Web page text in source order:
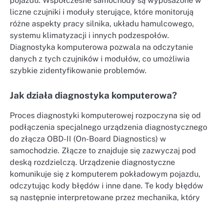
liczne czujniki i moduły sterujące, które monitorują
różne aspekty pracy silnika, układu hamulcowego,
systemu klimatyzacji i innych podzespołów.
Diagnostyka komputerowa pozwala na odczytanie
danych z tych czujników i modułów, co umożliwia
szybkie zidentyfikowanie problemów.
Jak działa diagnostyka komputerowa?
Proces diagnostyki komputerowej rozpoczyna się od
podłączenia specjalnego urządzenia diagnostycznego
do złącza OBD-II (On-Board Diagnostics) w
samochodzie. Złącze to znajduje się zazwyczaj pod
deską rozdzielczą. Urządzenie diagnostyczne
komunikuje się z komputerem pokładowym pojazdu,
odczytując kody błędów i inne dane. Te kody błędów
są następnie interpretowane przez mechanika, który